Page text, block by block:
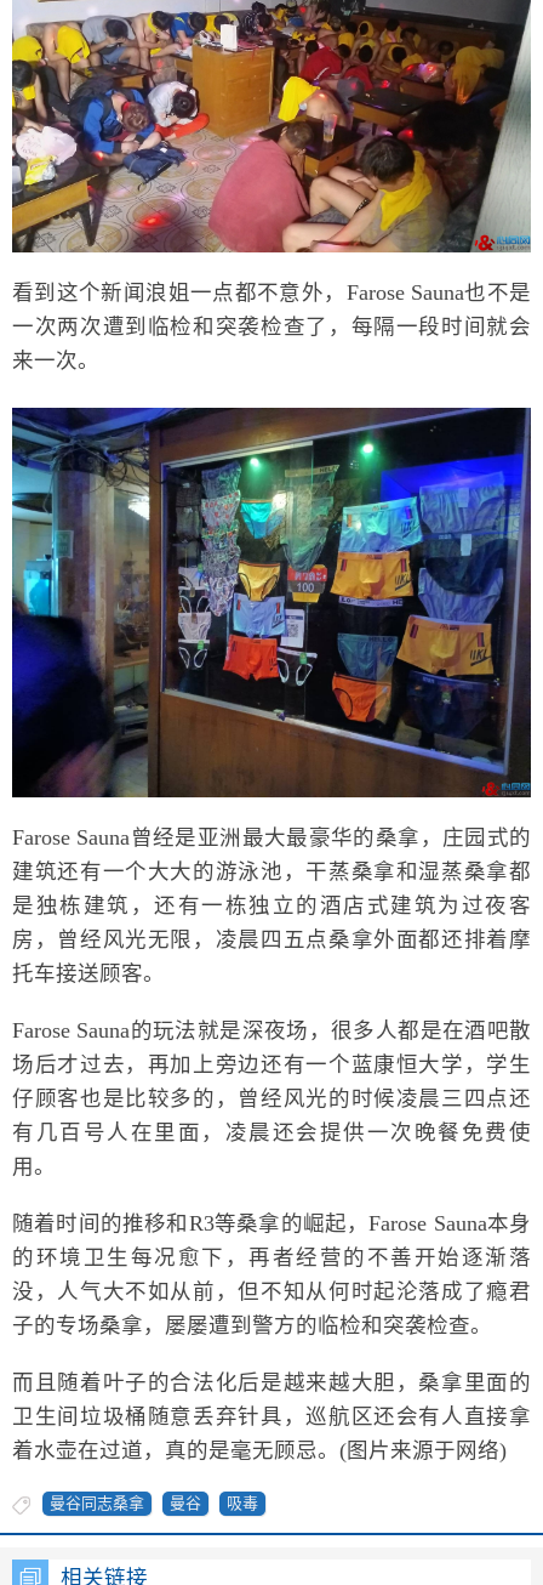
看到这个新闻浪姐一点都不意外，Farose Sauna也不是
一次两次遭到临检和突袭检查了，每隔一段时间就会
来一次。
Farose Sauna曾经是亚洲最大最豪华的桑拿，庄园式的
建筑还有一个大大的游泳池，干蒸桑拿和湿蒸桑拿都
是独栋建筑，还有一栋独立的酒店式建筑为过夜客
房，曾经风光无限，凌晨四五点桑拿外面都还排着摩
托车接送顾客。
Farose Sauna的玩法就是深夜场，很多人都是在酒吧散
场后才过去，再加上旁边还有一个蓝康恒大学，学生
仔顾客也是比较多的，曾经风光的时候凌晨三四点还
有几百号人在里面，凌晨还会提供一次晚餐免费使
用。
随着时间的推移和R3等桑拿的崛起，Farose Sauna本身
的环境卫生每况愈下，再者经营的不善开始逐渐落
没，人气大不如从前，但不知从何时起沦落成了瘾君
子的专场桑拿，屡屡遭到警方的临检和突袭检查。
而且随着叶子的合法化后是越来越大胆，桑拿里面的
卫生间垃圾桶随意丢弃针具，巡航区还会有人直接拿
着水壶在过道，真的是毫无顾忌。(图片来源于网络)
曼谷同志桑拿 曼谷 吸毒
相关链接